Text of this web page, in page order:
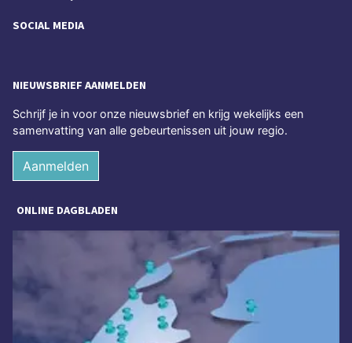
SOCIAL MEDIA
NIEUWSBRIEF AANMELDEN
Schrijf je in voor onze nieuwsbrief en krijg wekelijks een
samenvatting van alle gebeurtenissen uit jouw regio.
Aanmelden
ONLINE DAGBLADEN